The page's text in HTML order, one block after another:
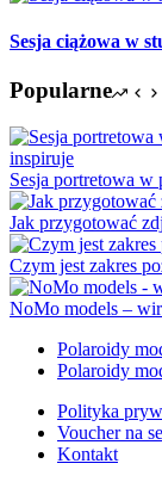
Sesja ciążowa w
Popularne
Sesja portretowa w
Jak przygotować
Czym jest zakres
NoMo models –
Polaroidy
Polaroidy
Polityka
Voucher na
Kontakt